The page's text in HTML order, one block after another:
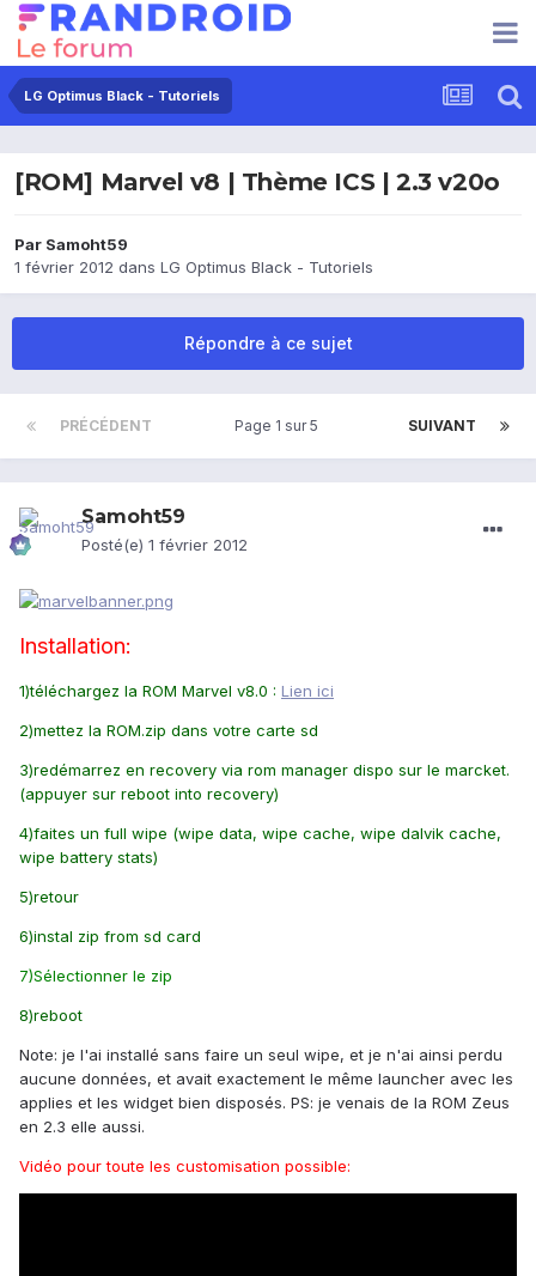
LG Optimus Black - Tutoriels
[ROM] Marvel v8 | Thème ICS | 2.3 v20o
Par Samoht59
1 février 2012 dans LG Optimus Black - Tutoriels
Répondre à ce sujet
PRÉCÉDENT SUIVANT
Page 1 sur 5
Samoht59
Posté(e) 1 février 2012
Installation:
1)téléchargez la ROM Marvel v8.0 : Lien ici
2)mettez la ROM.zip dans votre carte sd
3)redémarrez en recovery via rom manager dispo sur le marcket.
(appuyer sur reboot into recovery)
4)faites un full wipe (wipe data, wipe cache, wipe dalvik cache,
wipe battery stats)
5)retour
6)instal zip from sd card
7)Sélectionner le zip
8)reboot
Note: je l'ai installé sans faire un seul wipe, et je n'ai ainsi perdu
aucune données, et avait exactement le même launcher avec les
applies et les widget bien disposés. PS: je venais de la ROM Zeus
en 2.3 elle aussi.
Vidéo pour toute les customisation possible: